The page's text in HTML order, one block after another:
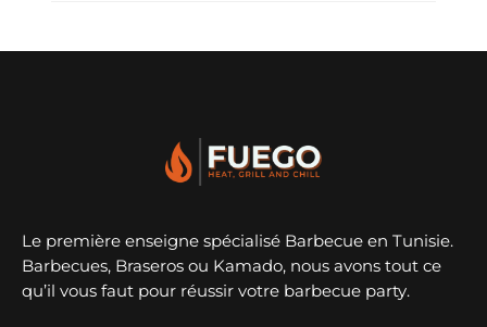
Le première enseigne spécialisé Barbecue en Tunisie.
Barbecues, Braseros ou Kamado, nous avons tout ce
qu’il vous faut pour réussir votre barbecue party.